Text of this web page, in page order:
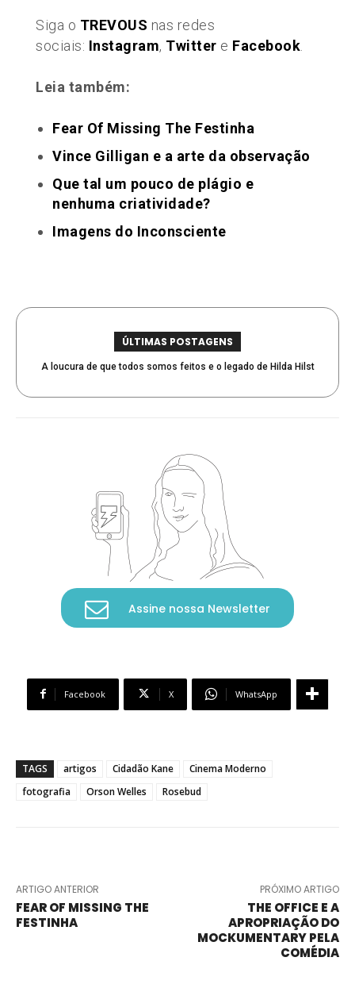
Siga o TREVOUS nas redes
sociais: Instagram, Twitter e Facebook
Leia também:
Fear Of Missing The Festinha
Vince Gilligan e a arte da observação
Que tal um pouco de plágio e
nenhuma criatividade?
Imagens do Inconsciente
ÚLTIMAS POSTAGENS
A loucura de que todos somos feitos e o legado de Hilda Hilst
Assine nossa Newsletter
Facebook X WhatsApp
TAGS artigos Cidadão Kane
Cinema Moderno
fotografia
Orson Welles Rosebud
ARTIGO ANTERIOR
FEAR OF MISSING THE
FESTINHA
PRÓXIMO ARTIGO
THE OFFICE E A
APROPRIAÇÃO DO
MOCKUMENTARY PELA
COMÉDIA